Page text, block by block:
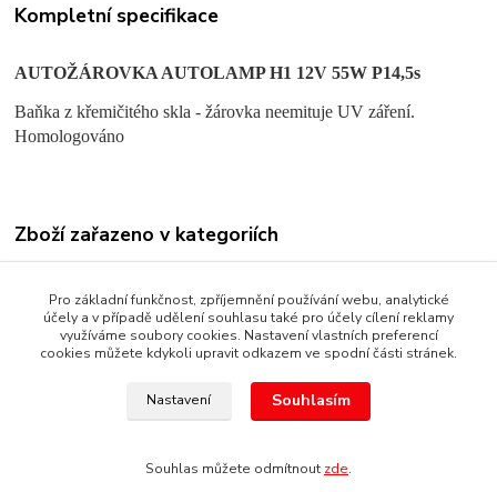
Kompletní specifikace
AUTOŽÁROVKA AUTOLAMP H1 12V 55W P14,5s
Baňka z křemičitého skla - žárovka neemituje UV záření.
Homologováno
Zboží zařazeno v kategoriích
POTKÁVACÍ SVĚTLA
Copyright © 1987 - 2022 autoalarmyhk.cz Jiří Cvrček, Autoalarm
Pro základní funkčnost, zpříjemnění používání webu, analytické
účely a v případě udělení souhlasu také pro účely cílení reklamy
využíváme soubory cookies. Nastavení vlastních preferencí
cookies můžete kdykoli upravit odkazem ve spodní části stránek.
Nastavení Souhlasím
Souhlas můžete odmítnout zde.